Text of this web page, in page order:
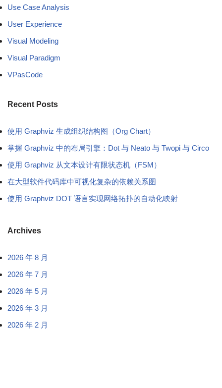
Use Case Analysis
User Experience
Visual Modeling
Visual Paradigm
VPasCode
Recent Posts
使用 Graphviz 生成组织结构图（Org Chart）
掌握 Graphviz 中的布局引擎：Dot 与 Neato 与 Twopi 与 Circo
使用 Graphviz 从文本设计有限状态机（FSM）
在大型软件代码库中可视化复杂的依赖关系图
使用 Graphviz DOT 语言实现网络拓扑的自动化映射
Archives
2026 年 8 月
2026 年 7 月
2026 年 5 月
2026 年 3 月
2026 年 2 月